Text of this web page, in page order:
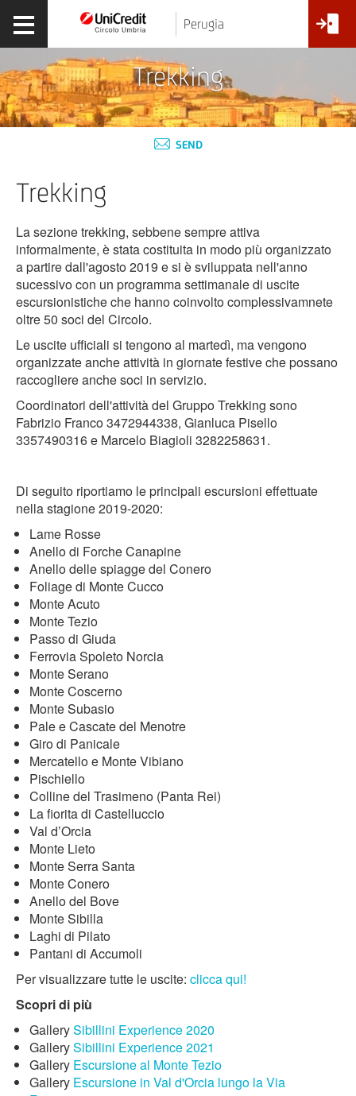
Perugia
Trekking
SEND
Trekking
La sezione trekking, sebbene sempre attiva
informalmente, è stata costituita in modo più organizzato
a partire dall'agosto 2019 e si è sviluppata nell'anno
sucessivo con un programma settimanale di uscite
escursionistiche che hanno coinvolto complessivamnete
oltre 50 soci del Circolo.
Le uscite ufficiali si tengono al martedì, ma vengono
organizzate anche attività in giornate festive che possano
raccogliere anche soci in servizio.
Coordinatori dell'attività del Gruppo Trekking sono
Fabrizio Franco 3472944338, Gianluca Pisello
3357490316 e Marcelo Biagioli 3282258631.
Di seguito riportiamo le principali escursioni effettuate
nella stagione 2019-2020:
Lame Rosse
Anello di Forche Canapine
Anello delle spiagge del Conero
Foliage di Monte Cucco
Monte Acuto
Monte Tezio
Passo di Giuda
Ferrovia Spoleto Norcia
Monte Serano
Monte Coscerno
Monte Subasio
Pale e Cascate del Menotre
Giro di Panicale
Mercatello e Monte Vibiano
Pischiello
Colline del Trasimeno (Panta Rei)
La fiorita di Castelluccio
Val d’Orcia
Monte Lieto
Monte Serra Santa
Monte Conero
Anello del Bove
Monte Sibilla
Laghi di Pilato
Pantani di Accumoli
Per visualizzare tutte le uscite: clicca qui!
Scopri di più
GallerySibillini Experience 2020
GallerySibillini Experience 2021
Gallery Escursione al Monte Tezio
Gallery Escursione in Val d'Orcia lungo la Via